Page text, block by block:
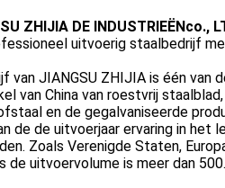
ZHIJIA DE INDUSTRIEËNco.,
uitvoerig staalbedrijf
van JIANGSU ZHIJIA is één
van China van roestvrij
en de gegalvaniseerde
de de uitvoerjaar ervaring in het
Zoals Verenigde Staten,
de uitvoervolume is meer dan